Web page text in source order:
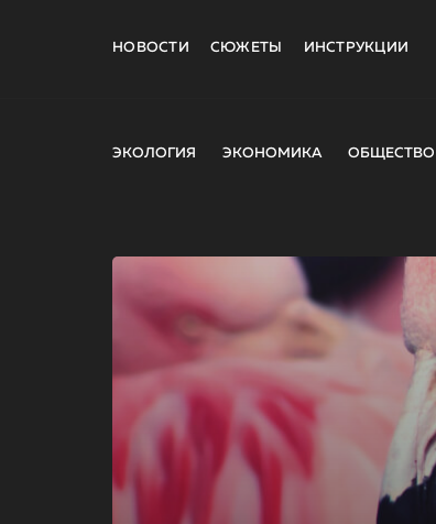
НОВОСТИ СЮЖЕТЫ ИНСТРУКЦИИ
ЭКОЛОГИЯ ЭКОНОМИКА ОБЩЕСТВО